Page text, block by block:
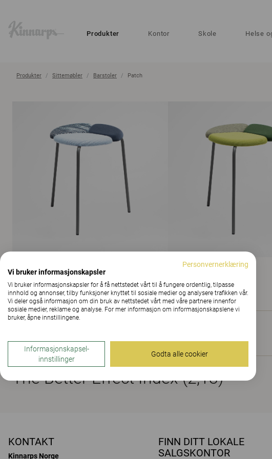
Produkter Kontor Skole Helse
Produkter Sittemøbler Barstoler Patch
VIS ALLE BILDER
The Better Effect Index (2,13)
KONTAKT
Kinnarps Norge
FINN DITT LOKALE
SALGSKONTOR
Personvernerklæring
Vi bruker informasjonskapsler
Vi bruker informasjonskapsler for å få nettstedet vårt til å fungere ordentlig, tilpasse
innhold og annonser, tilby funksjoner knyttet til sosiale medier og analysere trafikken vår.
Vi deler også informasjon om din bruk av nettstedet vårt med våre partnere innenfor
sosiale medier, reklame og analyse. For mer informasjon om informasjonskapslene vi
bruker, åpne innstillingene.
Informasjonskapsel-
innstillinger
Godta alle cookier